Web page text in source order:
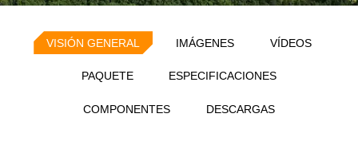
VISIÓN GENERAL IMÁGENES VÍDEOS
PAQUETE ESPECIFICACIONES
COMPONENTES DESCARGAS